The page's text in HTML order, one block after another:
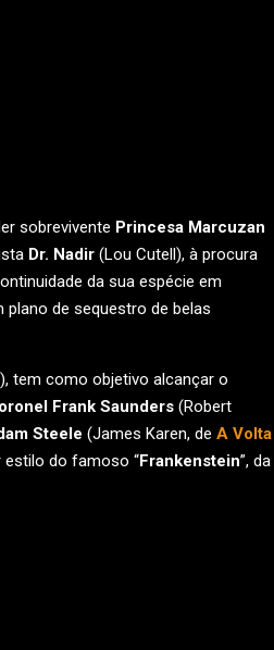
sobrevivente Princesa Marcuzan
Dr. Nadir (Lou Cutell), à procura
da sua espécie em
plano de sequestro de belas
tem como objetivo alcançar o
Frank Saunders (Robert
Steele (James Karen, de A Volta
estilo do famoso “Frankenstein”, da